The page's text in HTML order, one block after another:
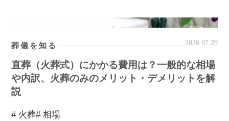
葬儀を知る 2026.07.29
直葬（火葬式）にかかる費用は？一般的な相場
や内訳、火葬のみのメリット・デメリットを解
説
# 火葬# 相場